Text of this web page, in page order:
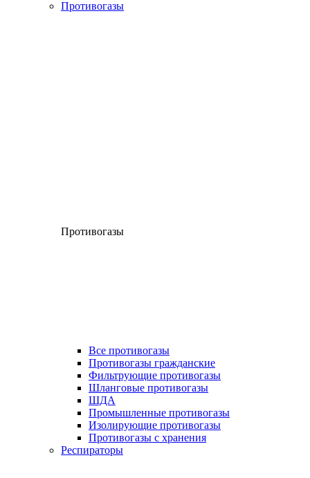
Противогазы
Противогазы
Все противогазы
Противогазы гражданские
Фильтрующие противогазы
Шланговые противогазы
ШДА
Промышленные противогазы
Изолирующие противогазы
Противогазы с хранения
Респираторы